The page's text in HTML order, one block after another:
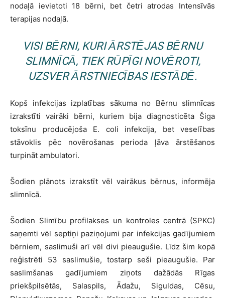
nodaļā ievietoti 18 bērni, bet četri atrodas Intensīvās
terapijas nodaļā.
VISI BĒRNI, KURI ĀRSTĒJAS BĒRNU
SLIMNĪCĀ, TIEK RŪPĪGI NOVĒROTI,
UZSVER ĀRSTNIECĪBAS IESTĀDĒ.
Kopš infekcijas izplatības sākuma no Bērnu slimnīcas
izrakstīti vairāki bērni, kuriem bija diagnosticēta Šiga
toksīnu producējoša E. coli infekcija, bet veselības
stāvoklis pēc novērošanas perioda ļāva ārstēšanos
turpināt ambulatori.
Šodien plānots izrakstīt vēl vairākus bērnus, informēja
slimnīcā.
Šodien Slimību profilakses un kontroles centrā (SPKC)
saņemti vēl septiņi paziņojumi par infekcijas gadījumiem
bērniem, saslimuši arī vēl divi pieaugušie. Līdz šim kopā
reģistrēti 53 saslimušie, tostarp seši pieaugušie. Par
saslimšanas gadījumiem ziņots dažādās Rīgas
priekšpilsētās, Salaspils, Ādažu, Siguldas, Cēsu,